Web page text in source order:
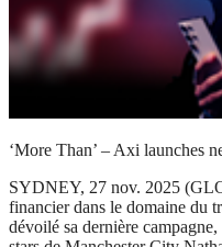
‘More Than’ – Axi launches
SYDNEY, 27 nov. 2025
financier dans le domaine du
dévoilé sa dernière